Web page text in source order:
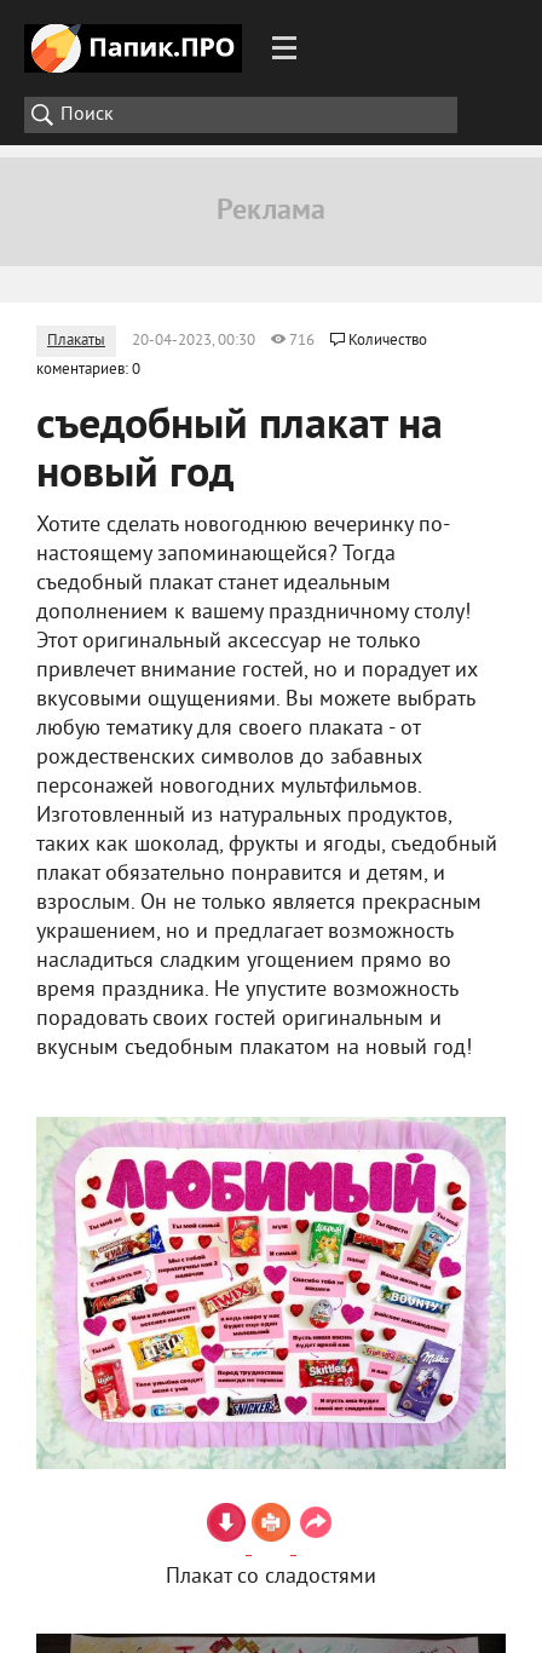
Плакаты 20-04-2023, 00:30 716
Количество
коментариев: 0
съедобный плакат на
новый год
Хотите сделать новогоднюю вечеринку по-
настоящему запоминающейся? Тогда
съедобный плакат станет идеальным
дополнением к вашему праздничному столу!
Этот оригинальный аксессуар не только
привлечет внимание гостей, но и порадует их
вкусовыми ощущениями. Вы можете выбрать
любую тематику для своего плаката - от
рождественских символов до забавных
персонажей новогодних мультфильмов.
Изготовленный из натуральных продуктов,
таких как шоколад, фрукты и ягоды, съедобный
плакат обязательно понравится и детям, и
взрослым. Он не только является прекрасным
украшением, но и предлагает возможность
насладиться сладким угощением прямо во
время праздника. Не упустите возможность
порадовать своих гостей оригинальным и
вкусным съедобным плакатом на новый год!
Плакат со сладостями